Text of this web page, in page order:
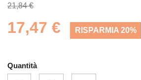
21,84 €
17,47 € RISPARMIA 20%
Quantità